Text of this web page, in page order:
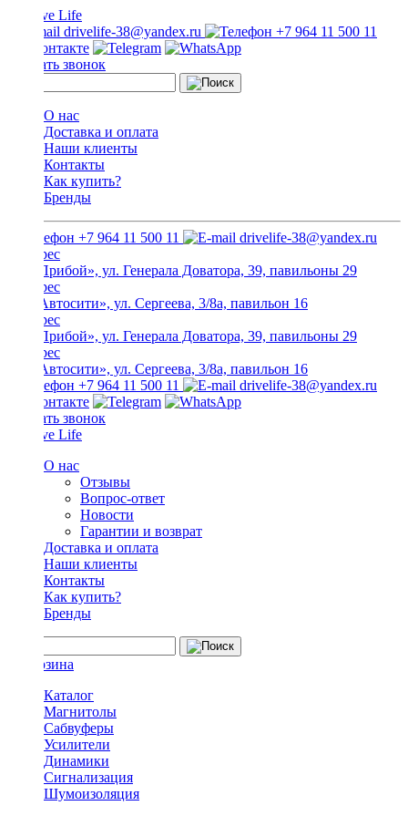
drivelife-38@yandex.ru +7 964 11 500 11
Заказать звонок
О нас
Доставка и оплата
Наши клиенты
Контакты
Как купить?
Бренды
+7 964 11 500 11 drivelife-38@yandex.ru
ТЦ «Прибой», ул. Генерала Доватора, 39, павильоны 29
ТЦ «Автосити», ул. Сергеева, 3/8а, павильон 16
ТЦ «Прибой», ул. Генерала Доватора, 39, павильоны 29
ТЦ «Автосити», ул. Сергеева, 3/8а, павильон 16
+7 964 11 500 11
drivelife-38@yandex.ru
Заказать звонок
О нас
Отзывы
Вопрос-ответ
Новости
Гарантии и возврат
Доставка и оплата
Наши клиенты
Контакты
Как купить?
Бренды
Каталог
Магнитолы
Сабвуферы
Усилители
Динамики
Сигнализация
Шумоизоляция